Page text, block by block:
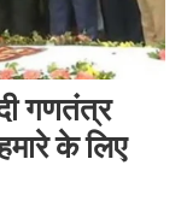
गणतंत्र
के लिए